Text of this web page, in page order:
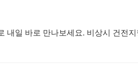
내일 바로 만나보세요. 비상시 건전